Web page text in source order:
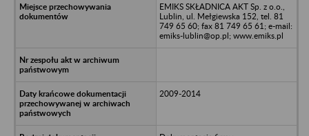
EMIKS SKŁADNICA AKT Sp. z o.o.,
Lublin, ul. Mełgiewska 152, tel. 81
749 65 60; fax 81 749 65 61; e-mail:
emiks-lublin@op.pl; www.emiks.pl
2009-2014